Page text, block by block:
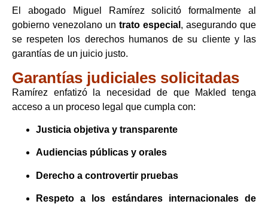
El abogado Miguel Ramírez solicitó formalmente al
gobierno venezolano un trato especial , asegurando que
se respeten los derechos humanos de su cliente y las
garantías de un juicio justo.
Garantías judiciales solicitadas
Ramírez enfatizó la necesidad de que Makled tenga
acceso a un proceso legal que cumpla con:
Justicia objetiva y transparente
Audiencias públicas y orales
Derecho a controvertir pruebas
Respeto a los estándares internacionales de